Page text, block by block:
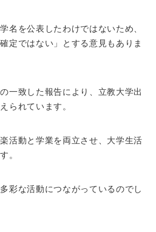
名を公表したわけではないため、
定ではない」とする意見もありま
一致した報告により、立教大学出
られています。
活動と学業を両立させ、大学生活
。
彩な活動につながっているのでし